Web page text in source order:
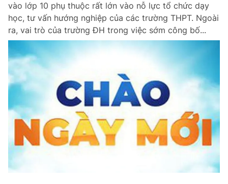
vào lớp 10 phụ thuộc rất lớn vào nỗ lực tổ chức dạy
học, tư vấn hướng nghiệp của các trường THPT. Ngoài
ra, vai trò của trường ĐH trong việc sớm công bố...